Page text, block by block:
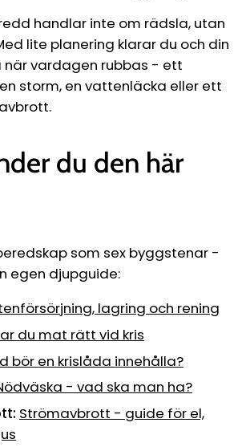
handlar inte om rädsla, utan
lite planering klarar du och din
när vardagen rubbas - ett
storm, en vattenläcka eller ett
du den här
som sex byggstenar -
egen djupguide:
lagring och rening
du mat rätt vid kris
bör en krislåda innehålla?
- vad ska man ha?
Strömavbrott - guide för el,